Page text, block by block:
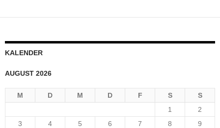
KALENDER
AUGUST 2026
M D M D F S S
1
2
3
4 5 6 7 8
9